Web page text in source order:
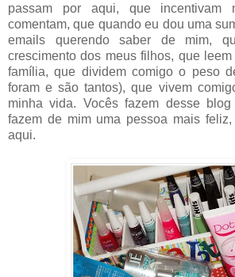
passam por aqui, que incentivam
comentam, que quando eu dou uma
emails querendo saber de mim,
crescimento dos meus filhos, que
família, que dividem comigo o peso
foram e são tantos), que vivem
minha vida. Vocês fazem desse
fazem de mim uma pessoa mais
aqui.